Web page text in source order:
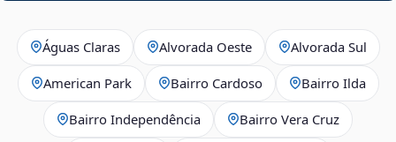
Águas Claras Alvorada Oeste Alvorada Sul
American Park Bairro Cardoso Bairro Ilda
Bairro Independência Bairro Vera Cruz